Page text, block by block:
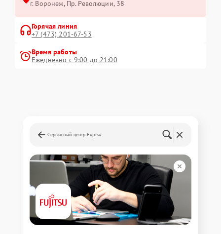
г. Воронеж, Пр. Революции, 38
Горячая линия
+7 (473) 201-67-53
Время работы
Ежедневно с 9:00 до 21:00
Сервисный центр Fujitsu